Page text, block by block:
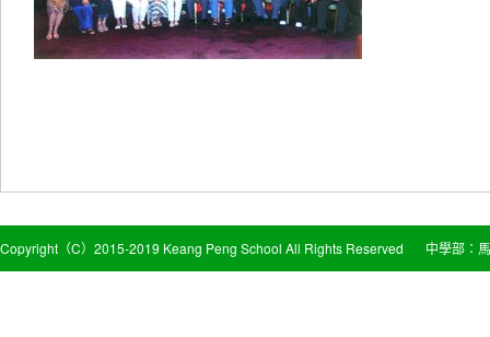
Copyright（C）2015-2019 Keang Peng School All Rights Reserved 中學部：